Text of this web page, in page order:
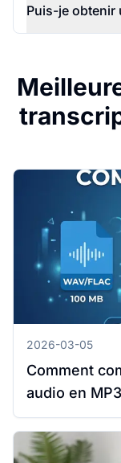
Puis-je obtenir
2026-03-05
Comment
audio en
pour